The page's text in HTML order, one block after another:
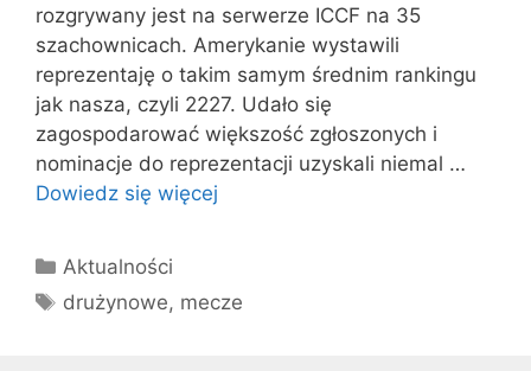
rozgrywany jest na serwerze ICCF na 35
szachownicach. Amerykanie wystawili
reprezentaję o takim samym średnim rankingu
jak nasza, czyli 2227. Udało się
zagospodarować większość zgłoszonych i
nominacje do reprezentacji uzyskali niemal …
Dowiedz się więcej
Kategorie
Aktualności
Tagi
drużynowe, mecze